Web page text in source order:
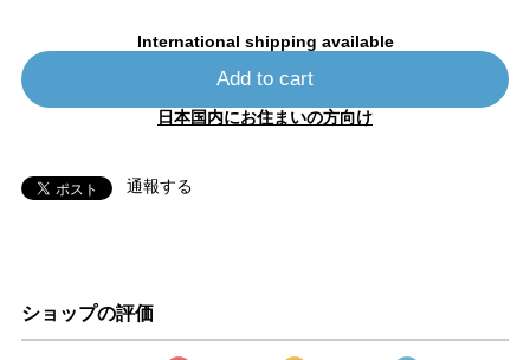
International shipping available
Add to cart
日本国内にお住まいの方向け
通報する
ショップの評価